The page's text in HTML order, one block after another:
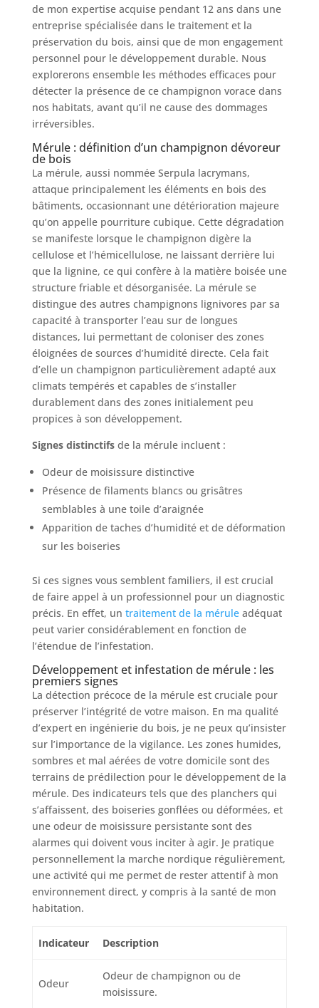
de mon expertise acquise pendant 12 ans dans une
entreprise spécialisée dans le traitement et la
préservation du bois, ainsi que de mon engagement
personnel pour le développement durable. Nous
explorerons ensemble les méthodes efficaces pour
détecter la présence de ce champignon vorace dans
nos habitats, avant qu’il ne cause des dommages
irréversibles.
Mérule : définition d’un champignon dévoreur
de bois
La mérule, aussi nommée Serpula lacrymans,
attaque principalement les éléments en bois des
bâtiments, occasionnant une détérioration majeure
qu’on appelle pourriture cubique. Cette dégradation
se manifeste lorsque le champignon digère la
cellulose et l’hémicellulose, ne laissant derrière lui
que la lignine, ce qui confère à la matière boisée une
structure friable et désorganisée. La mérule se
distingue des autres champignons lignivores par sa
capacité à transporter l’eau sur de longues
distances, lui permettant de coloniser des zones
éloignées de sources d’humidité directe. Cela fait
d’elle un champignon particulièrement adapté aux
climats tempérés et capables de s’installer
durablement dans des zones initialement peu
propices à son développement.
Signes distinctifsde la mérule incluent :
Odeur de moisissure distinctive
Présence de filaments blancs ou grisâtres
semblables à une toile d’araignée
Apparition de taches d’humidité et de déformation
sur les boiseries
Si ces signes vous semblent familiers, il est crucial
de faire appel à un professionnel pour un diagnostic
précis. En effet, un traitement de la méruleadéquat
peut varier considérablement en fonction de
l’étendue de l’infestation.
Développement et infestation de mérule : les
premiers signes
La détection précoce de la mérule est cruciale pour
préserver l’intégrité de votre maison. En ma qualité
d’expert en ingénierie du bois, je ne peux qu’insister
sur l’importance de la vigilance. Les zones humides,
sombres et mal aérées de votre domicile sont des
terrains de prédilection pour le développement de la
mérule. Des indicateurs tels que des planchers qui
s’affaissent, des boiseries gonflées ou déformées, et
une odeur de moisissure persistante sont des
alarmes qui doivent vous inciter à agir. Je pratique
personnellement la marche nordique régulièrement,
une activité qui me permet de rester attentif à mon
environnement direct, y compris à la santé de mon
habitation.
Indicateur Description
Odeur
Odeur de champignon ou de
moisissure.